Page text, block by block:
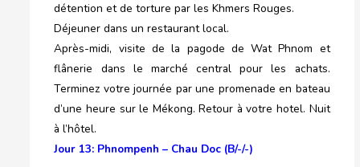
détention et de torture par les Khmers Rouges.
Déjeuner dans un restaurant local.
Après-midi, visite de la pagode de Wat Phnom et
flânerie dans le marché central pour les achats.
Terminez votre journée par une promenade en bateau
d’une heure sur le Mékong. Retour à votre hotel. Nuit
à l’hôtel.
Jour 13: Phnompenh – Chau Doc (B/-/-)